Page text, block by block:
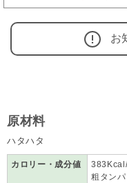
お
原材料
ハタハタ
カロリー・成分値
粗タン